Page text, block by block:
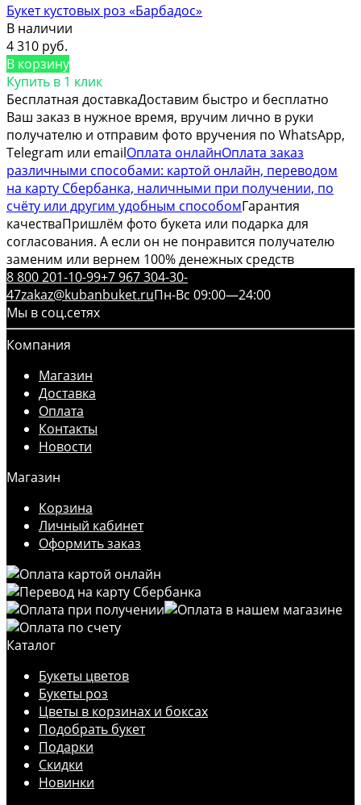
Букет кустовых роз «Барбадос»
В наличии
4 310 руб.
В корзину
Купить в 1 клик
Бесплатная доставкаДоставим быстро и бесплатно
Ваш заказ в нужное время, вручим лично в руки
получателю и отправим фото вручения по WhatsApp,
Telegram или emailОплата онлайнОплата заказ
различными способами: картой онлайн, переводом
на карту Сбербанка, наличными при получении, по
счёту или другим удобным способомГарантия
качестваПришлём фото букета или подарка для
согласования. А если он не понравится получателю
заменим или вернем 100% денежных средств
8 800 201-10-99+7 967 304-30-
47zakaz@kubanbuket.ruПн-Вс 09:00—24:00
Мы в соц.сетях
Компания
Магазин
Доставка
Оплата
Контакты
Новости
Магазин
Корзина
Личный кабинет
Оформить заказ
Каталог
Букеты цветов
Букеты роз
Цветы в корзинах и боксах
Подобрать букет
Подарки
Скидки
Новинки